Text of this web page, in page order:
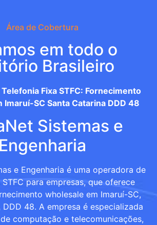
Área de Cobertura
em todo o
Brasileiro
Fixa STFC: Fornecimento
Imaruí-SC Santa Catarina DDD 48
Sistemas e
Engenharia
e Engenharia é uma operadora de
para empresas, que oferece
wholesale em Imaruí-SC,
DDD 48. A empresa é especializada
computação e telecomunicações,